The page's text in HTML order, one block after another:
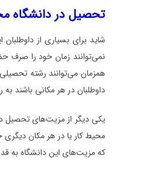
تحصیل در دانشگاه
شاید برای بسیاری از
نمی‌توانند زمان خود را صرف
همزمان می‌توانند رشته
داوطلبان در هر مکانی باشند
یکی دیگر از مزیت‌های تحصیل
محیط کار یا در هر مکان
که مزیت‌های این دانشگاه به